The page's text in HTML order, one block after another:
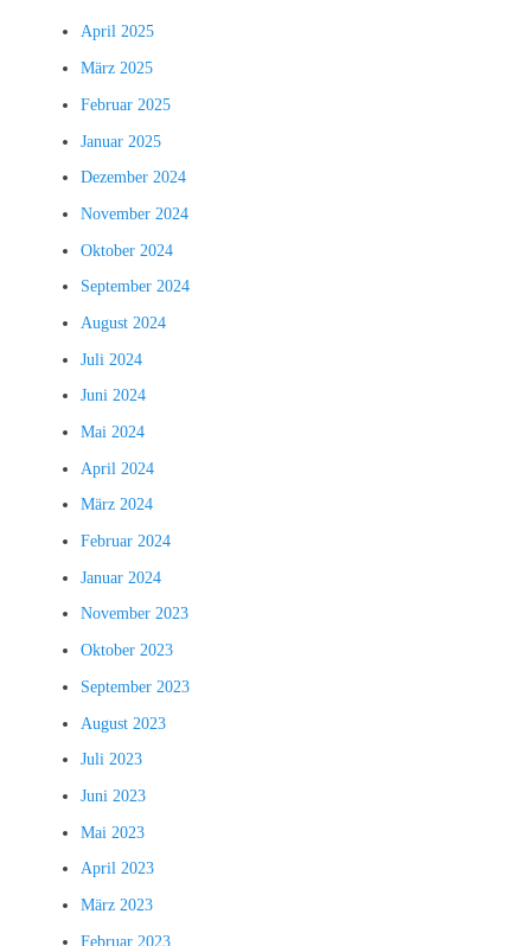
April 2025
März 2025
Februar 2025
Januar 2025
Dezember 2024
November 2024
Oktober 2024
September 2024
August 2024
Juli 2024
Juni 2024
Mai 2024
April 2024
März 2024
Februar 2024
Januar 2024
November 2023
Oktober 2023
September 2023
August 2023
Juli 2023
Juni 2023
Mai 2023
April 2023
März 2023
Februar 2023